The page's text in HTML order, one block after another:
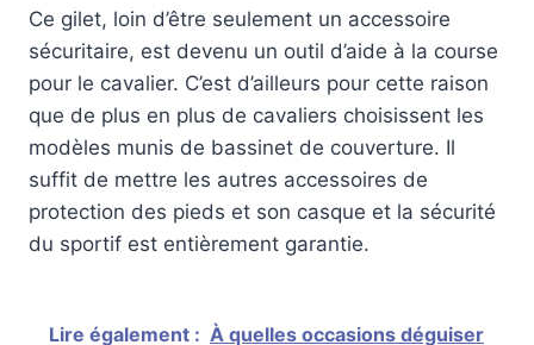
Ce gilet, loin d’être seulement un accessoire
sécuritaire, est devenu un outil d’aide à la course
pour le cavalier. C’est d’ailleurs pour cette raison
que de plus en plus de cavaliers choisissent les
modèles munis de bassinet de couverture. Il
suffit de mettre les autres accessoires de
protection des pieds et son casque et la sécurité
du sportif est entièrement garantie.
Lire également : À quelles occasions déguiser